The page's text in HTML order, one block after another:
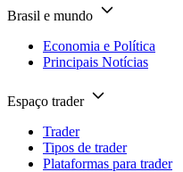
Brasil e mundo
Economia e Política
Principais Notícias
Espaço trader
Trader
Tipos de trader
Plataformas para trader